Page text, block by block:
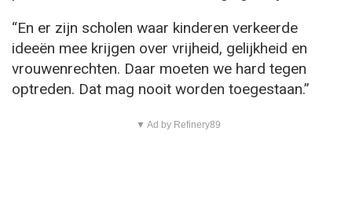
“En er zijn scholen waar kinderen verkeerde
ideeën mee krijgen over vrijheid, gelijkheid en
vrouwenrechten. Daar moeten we hard tegen
optreden. Dat mag nooit worden toegestaan.”
▼ Ad by Refinery89